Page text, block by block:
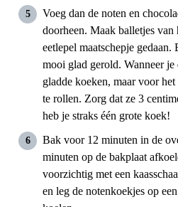
Voeg dan de noten en
doorheen. Maak balletjes van
eetlepel maatschepje
mooi glad gerold. Wanneer
gladde koeken, maar voor
te rollen. Zorg dat ze 3
heb je straks één grote koek!
Bak voor 12 minuten in de
minuten op de bakplaat
voorzichtig met een
en leg de notenkoekjes op